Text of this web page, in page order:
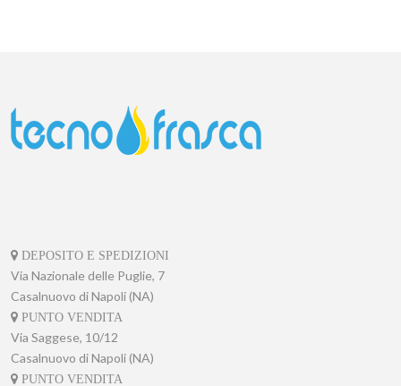
DEPOSITO E SPEDIZIONI
Via Nazionale delle Puglie, 7
Casalnuovo di Napoli (NA)
PUNTO VENDITA
Via Saggese, 10/12
Casalnuovo di Napoli (NA)
PUNTO VENDITA